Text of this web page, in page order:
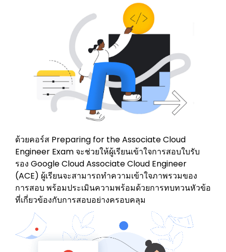
ด้วยคอร์ส Preparing for the Associate Cloud
Engineer Exam จะช่วยให้ผู้เรียนเข้าใจการสอบใบรับ
รอง Google Cloud Associate Cloud Engineer
(ACE) ผู้เรียนจะสามารถทำความเข้าใจภาพรวมของ
การสอบ พร้อมประเมินความพร้อมด้วยการทบทวนหัวข้อ
ที่เกี่ยวข้องกับการสอบอย่างครอบคลุม